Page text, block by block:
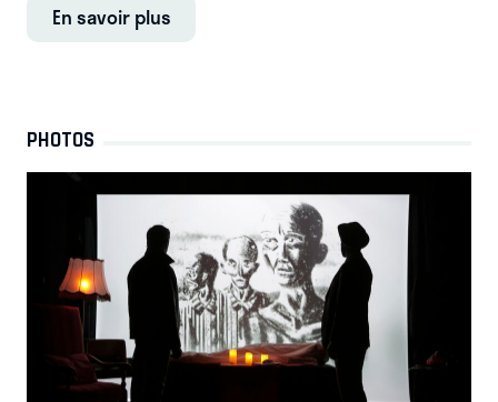
En savoir plus
PHOTOS